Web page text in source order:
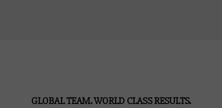
GLOBAL TEAM. WORLD CLASS RESULTS.